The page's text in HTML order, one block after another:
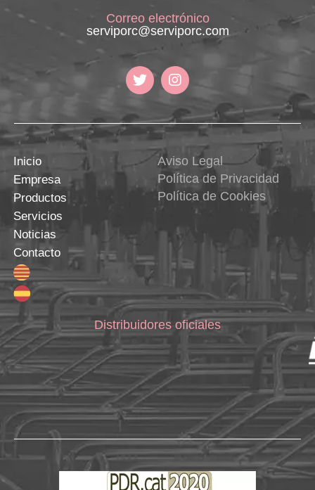
Correo electrónico
serviporc@serviporc.com
Inicio
Empresa
Productos
Servicios
Noticias
Contacto
Aviso Legal
Política de Privacidad
Política de Cookies
Distribuidores oficiales